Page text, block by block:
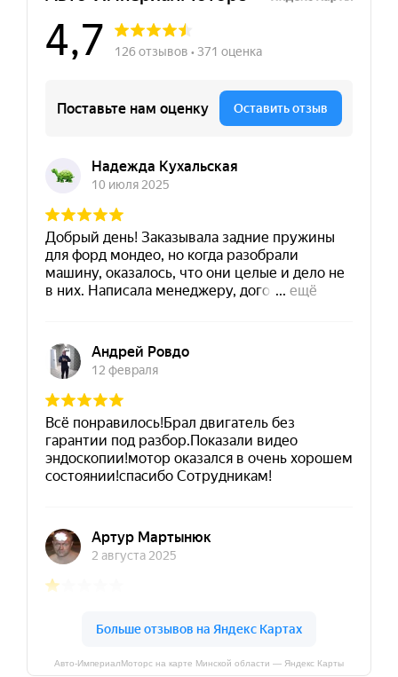
Авто-ИмпериалМоторс на карте Минской области — Яндекс Карты